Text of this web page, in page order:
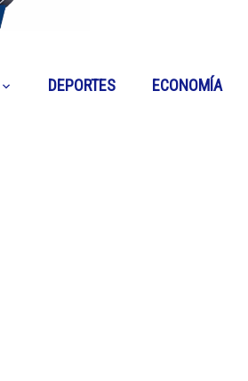
DEPORTES ECONOMÍA